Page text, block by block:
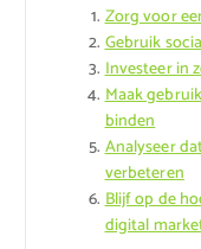
Zorg voor
Gebruik
Investeer in
Maak
binden
Analyseer
verbeteren
Blijf op de
digital